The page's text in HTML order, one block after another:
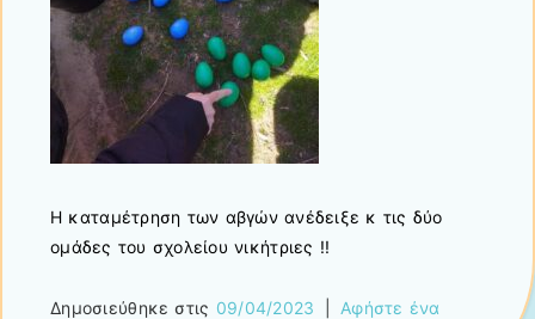
Η καταμέτρηση των αβγών ανέδειξε κ τις δύο
ομάδες του σχολείου νικήτριες !!
Δημοσιεύθηκε στις 09/04/2023
Αφήστε ένα